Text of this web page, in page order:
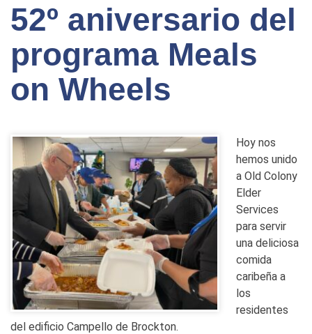
52º aniversario del
programa Meals
on Wheels
Hoy nos
hemos unido
a Old Colony
Elder
Services
para servir
una deliciosa
comida
caribeña a
los
residentes
del edificio Campello de Brockton.